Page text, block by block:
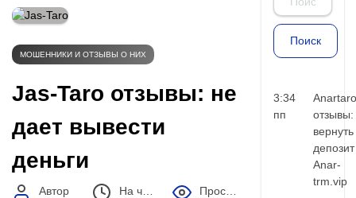
МОШЕННИКИ И ОТЗЫВЫ О НИХ
Jas-Taro отзывы: не
дает вывести
деньги
Автор
3:34
пп
отзывы:
вернуть
Anar-
trm.vip